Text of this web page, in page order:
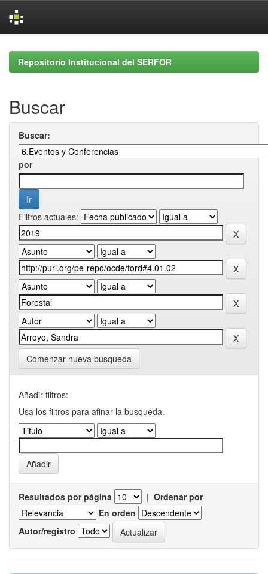
navigationRepositorio Institucional del SERFOR
Buscar
Buscar:
por
Filtros actuales:
Comenzar nueva busqueda
Añadir filtros:
Usa los filtros para afinar la busqueda.
Resultados por página | Ordenar por
En orden
Autor/registro